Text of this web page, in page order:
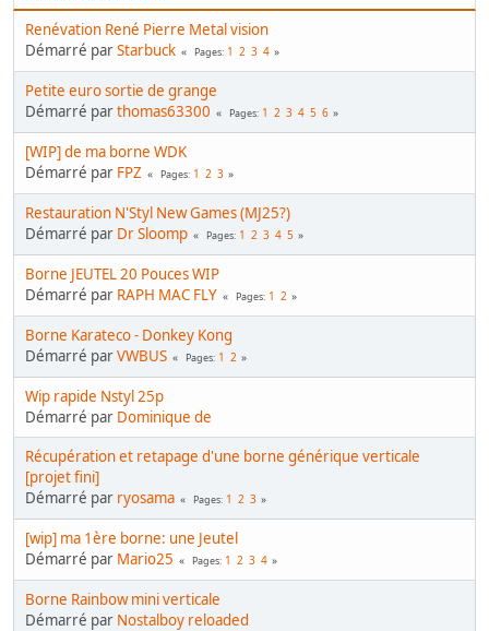
Renévation René Pierre Metal vision
Démarré parStarbuck Pages 1 2 3 4
Petite euro sortie de grange
Démarré parthomas63300 Pages 1 2 3 4 5 6
[WIP] de ma borne WDK
Démarré par FPZ Pages 1 2 3
Restauration N'Styl New Games (MJ25?)
Démarré par Dr Sloomp Pages 1 2 3 4 5
Borne JEUTEL 20 Pouces WIP
Démarré par RAPH MAC FLY Pages 1 2
Borne Karateco - Donkey Kong
Démarré parVWBUS Pages 1 2
Wip rapide Nstyl 25p
Démarré par Dominique de
Récupération et retapage d'une borne générique verticale
[projet fini]
Démarré par ryosama Pages 1 2 3
[wip] ma 1ère borne: une Jeutel
Démarré par Mario25 Pages 1 2 3 4
Borne Rainbow mini verticale
Démarré par Nostalboy reloaded